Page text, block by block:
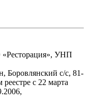
«Ресторация», УНП
Боровлянский с/с, 81-
с 22 марта